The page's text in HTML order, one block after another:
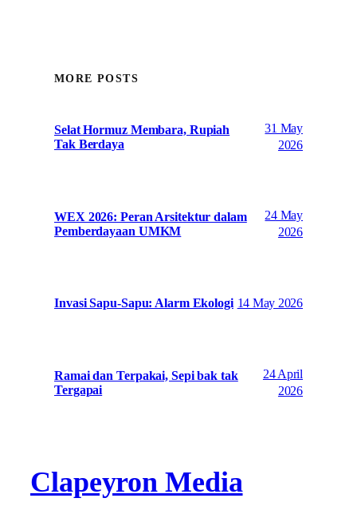
MORE POSTS
Selat Hormuz Membara, Rupiah
Tak Berdaya
31 May
2026
WEX 2026: Peran Arsitektur dalam
Pemberdayaan UMKM
24 May
2026
Invasi Sapu-Sapu: Alarm Ekologi 14 May 2026
Ramai dan Terpakai, Sepi bak tak
Tergapai
24 April
2026
Clapeyron Media